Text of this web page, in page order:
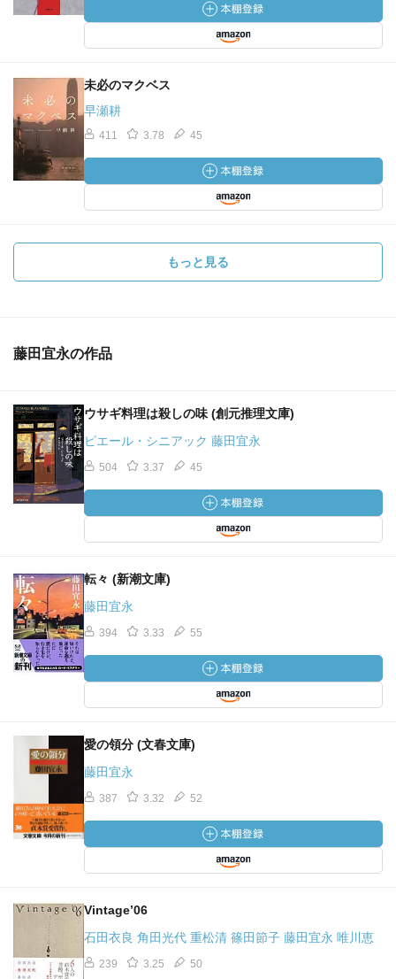
未必のマクベス
早瀬耕
411 3.78 45
もっと見る
藤田宜永の作品
ウサギ料理は殺しの味 (創元推理文庫)
ピエール・シニアック 藤田宜永
504 3.37 45
転々 (新潮文庫)
藤田宜永
394 3.33 55
愛の領分 (文春文庫)
藤田宜永
387 3.32 52
Vintage’06
石田衣良 角田光代 重松清 篠田節子 藤田宜永 唯川恵
239 3.25 50